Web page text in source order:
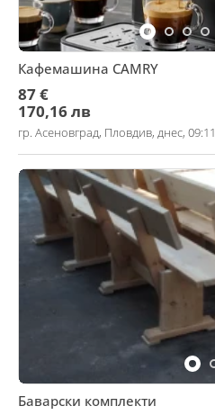
Кафемашина CAMRY
87 €
170,16 лв
гр. Асеновград, Пловдив, днес, 09:11
Баварски комплекти